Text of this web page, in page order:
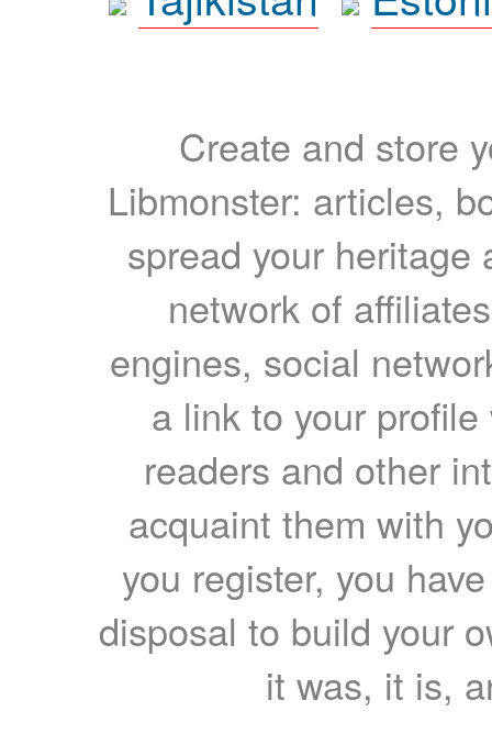
Create and store
Libmonster: articles,
spread your heritage
network of
engines, social
a link to your
readers and other
acquaint them with
you register, you
disposal to build your
it was, it is,